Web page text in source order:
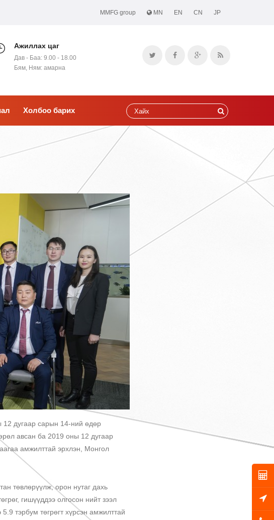
MMFG group MN EN CN JP
Ажиллах цаг
Дав - Баа: 9.00 - 18.00
Бям, Ням: амарна
Холбоо барих
12 дугаар сарын 14-ний өдөр
авсан ба 2019 оны 12 дугаар
амжилттай эрхлэн, Монгол
төвлөрүүлж, орон нутаг дахь
гишүүддээ олгосон нийт зээл
тэрбум төгрөгт хүрсэн амжилттай